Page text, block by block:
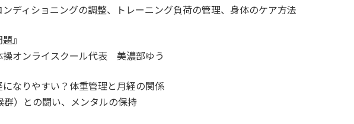
ンディショニングの調整、トレーニング負荷の管理、身体のケア方法
』
操オンライスクール代表 美濃部ゆう
になりやすい？体重管理と月経の関係
群）との闘い、メンタルの保持